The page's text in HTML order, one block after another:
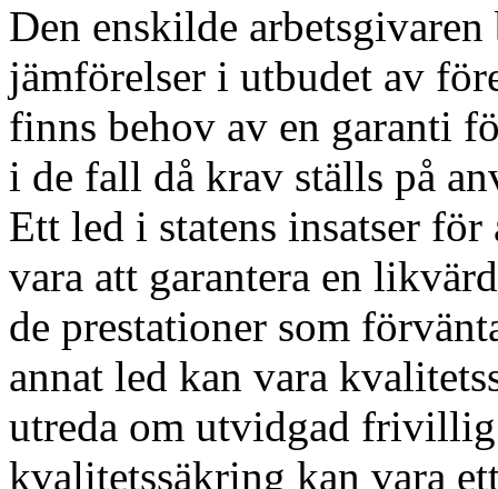
Den enskilde
jämförelser i utbudet av
finns behov av en garanti
i de fall då krav ställs på
Ett led i statens insatser
vara att garantera en
de prestationer som
annat led kan vara
utreda om utvidgad
kvalitetssäkring kan vara